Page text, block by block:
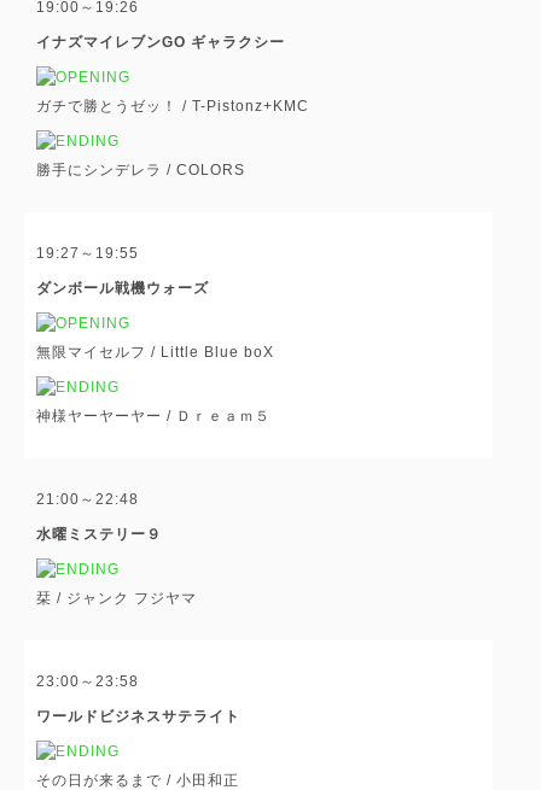
19:00～19:26
イナズマイレブンGO ギャラクシー
ガチで勝とうゼッ！ / T-Pistonz+KMC
勝手にシンデレラ / COLORS
19:27～19:55
ダンボール戦機ウォーズ
無限マイセルフ / Little Blue boX
神様ヤーヤーヤー / Ｄｒｅａｍ５
21:00～22:48
水曜ミステリー９
栞 / ジャンク フジヤマ
23:00～23:58
ワールドビジネスサテライト
その日が来るまで / 小田和正